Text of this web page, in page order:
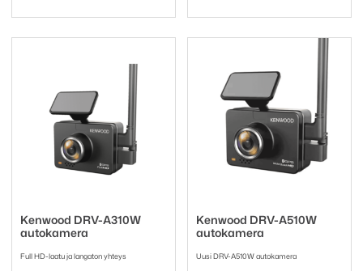
Kenwood DRV-A310W
autokamera
Full HD-laatu ja langaton yhteys
Kenwood DRV-A510W
autokamera
Uusi DRV-A510W autokamera